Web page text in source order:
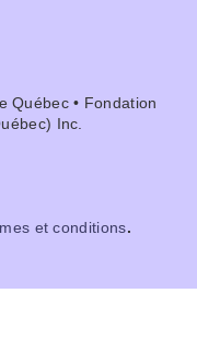
Québec • Fondation
Inc.
et conditions.